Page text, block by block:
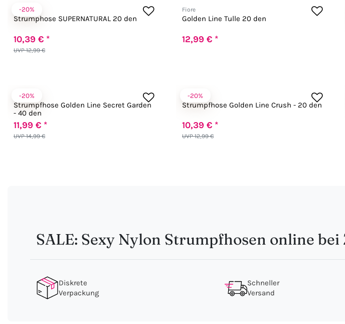
-20%
Fiore
Strumphose SUPERNATURAL 20 den
UVP 12,99 €
10,39 € *
Fiore
Golden Line Tulle 20 den
12,99 € *
-20%
Fiore
Strumpfhose Golden Line Secret Garden
- 40 den
UVP 14,99 €
11,99 € *
-20%
Fiore
Strumpfhose Golden Line Crush - 20 den
UVP 12,99 €
10,39 € *
SALE: Sexy Nylon Strumpfhosen online
Diskrete
Verpackung
Schneller
Versand